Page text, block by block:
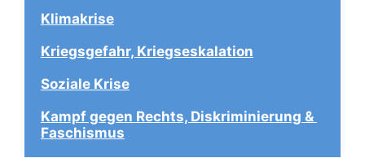
Klimakrise
Kriegsgefahr, Kriegseskalation
Soziale Krise
Kampf gegen Rechts, Diskriminierung &
Faschismus